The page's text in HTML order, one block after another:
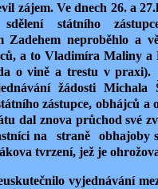
zájem. Ve dnech 26. a
státního
Zadehem neproběhlo a
a to Vladimíra Maliny a
o vině a trestu v praxi).
žádosti Michala
zástupce, obhájců a
dal znova průchod své
na
straně
obhajoby
tvrzení, jež je
vyjednávání